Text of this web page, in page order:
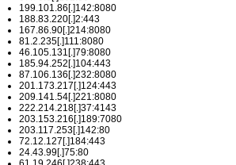
199.101.86[.]142:8080
188.83.220[.]2:443
167.86.90[.]214:8080
81.2.235[.]111:8080
46.105.131[.]79:8080
185.94.252[.]104:443
87.106.136[.]232:8080
201.173.217[.]124:443
209.141.54[.]221:8080
222.214.218[.]37:4143
203.153.216[.]189:7080
203.117.253[.]142:80
72.12.127[.]184:443
24.43.99[.]75:80